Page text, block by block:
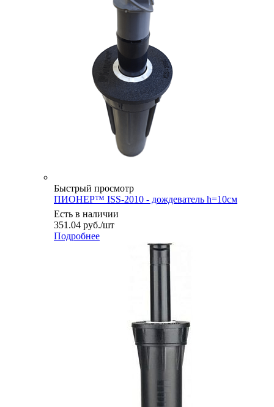
Быстрый просмотр
ПИОНЕР™ ISS-2010 - дождеватель h=10см
Есть в наличии
351.04 руб./шт
Подробнее